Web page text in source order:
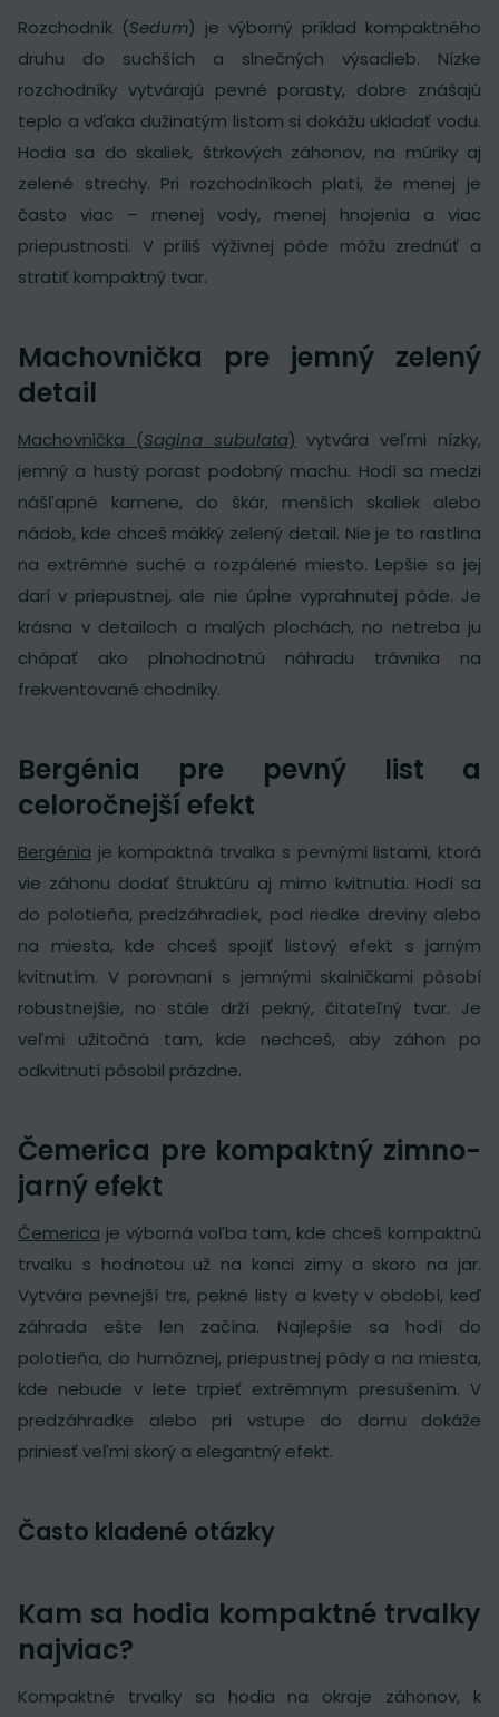
Rozchodník (Sedum) je výborný príklad kompaktného
druhu do suchších a slnečných výsadieb. Nízke
rozchodníky vytvárajú pevné porasty, dobre znášajú
teplo a vďaka dužinatým listom si dokážu ukladať vodu.
Hodia sa do skaliek, štrkových záhonov, na múriky aj
zelené strechy. Pri rozchodníkoch platí, že menej je
často viac – menej vody, menej hnojenia a viac
priepustnosti. V príliš výživnej pôde môžu zrednúť a
stratiť kompaktný tvar.
Machovnička pre jemný zelený
detail
Machovnička (Sagina subulata) vytvára veľmi nízky,
jemný a hustý porast podobný machu. Hodí sa medzi
nášľapné kamene, do škár, menších skaliek alebo
nádob, kde chceš mäkký zelený detail. Nie je to rastlina
na extrémne suché a rozpálené miesto. Lepšie sa jej
darí v priepustnej, ale nie úplne vyprahnutej pôde. Je
krásna v detailoch a malých plochách, no netreba ju
chápať ako plnohodnotnú náhradu trávnika na
frekventované chodníky.
Bergénia pre pevný list a
celoročnejší efekt
Bergénia je kompaktná trvalka s pevnými listami, ktorá
vie záhonu dodať štruktúru aj mimo kvitnutia. Hodí sa
do polotieňa, predzáhradiek, pod riedke dreviny alebo
na miesta, kde chceš spojiť listový efekt s jarným
kvitnutím. V porovnaní s jemnými skalničkami pôsobí
robustnejšie, no stále drží pekný, čitateľný tvar. Je
veľmi užitočná tam, kde nechceš, aby záhon po
odkvitnutí pôsobil prázdne.
Čemerica pre kompaktný zimno-
jarný efekt
Čemerica je výborná voľba tam, kde chceš kompaktnú
trvalku s hodnotou už na konci zimy a skoro na jar.
Vytvára pevnejší trs, pekné listy a kvety v období, keď
záhrada ešte len začína. Najlepšie sa hodí do
polotieňa, do humóznej, priepustnej pôdy a na miesta,
kde nebude v lete trpieť extrémnym presušením. V
predzáhradke alebo pri vstupe do domu dokáže
priniesť veľmi skorý a elegantný efekt.
Často kladené otázky
Kam sa hodia kompaktné trvalky
najviac?
Kompaktné trvalky sa hodia na okraje záhonov, k